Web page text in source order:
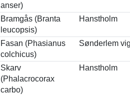
anser)
Bramgås (Branta
leucopsis)
Hanstholm
Fasan (Phasianus
colchicus)
Sønderlem
Skarv
(Phalacrocorax
carbo)
Hanstholm